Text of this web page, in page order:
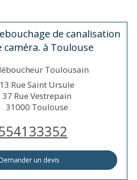
de canalisation
caméra. à Toulouse
Toulousain
13 Rue Saint Ursule
37 Rue Vestrepain
31000 Toulouse
un devis